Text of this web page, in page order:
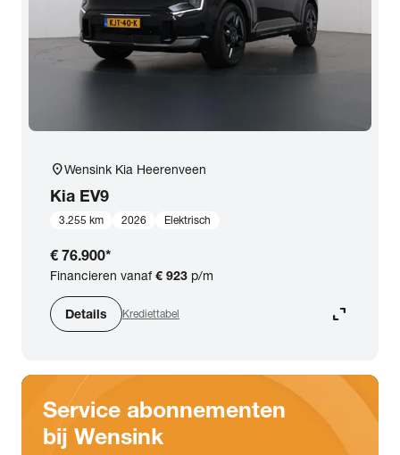
location_onWensink Kia Heerenveen
Kia EV9
3.255 km 2026 Elektrisch
€ 76.900*
Financieren vanaf€ 923 p/m
Details Krediettabel expand_content
Service abonnementen
bij Wensink